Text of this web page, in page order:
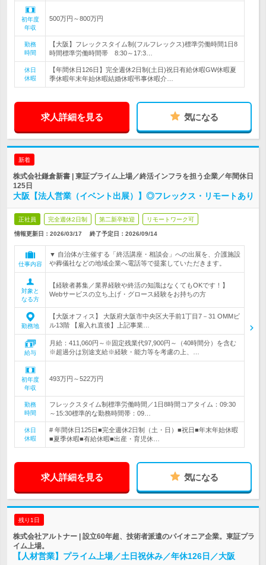
初年度
年収
500万円～800万円
勤務
時間
【大阪】フレックスタイム制(フルフレックス)標準労働時間1日8
時間標準労働時間帯 8:30～17:3…
休日
休暇
【年間休日126日】完全週休2日制(土日)祝日有給休暇GW休暇夏
季休暇年末年始休暇結婚休暇弔事休暇介…
求人詳細を見る 気になる
新着
株式会社鎌倉新書 | 東証プライム上場／終活インフラを担う企業／年間休日
125日
大阪【法人営業（イベント出展）】◎フレックス・リモートあり
正社員 完全週休2日制 第二新卒歓迎 リモートワーク可
情報更新日：2026/03/17 終了予定日： 2026/09/14
仕事内容
▼ 自治体が主催する「終活講座・相談会」への出展を、介護施設
や葬儀社などの地域企業へ電話等で提案していただきます。
対象と
なる方
【経験者募集／業界経験や終活の知識はなくてもOKです！】
Webサービスの立ち上げ・グロース経験をお持ちの方
勤務地
【大阪オフィス】 大阪府大阪市中央区大手前1丁目7－31 OMMビ
ル13階 【雇入れ直後】上記事業…
給与
月給：411,060円～※固定残業代97,900円～（40時間分）を含む
※超過分は別途支給※経験・能力等を考慮の上、…
初年度
年収
493万円～522万円
勤務
時間
フレックスタイム制標準労働時間／1日8時間コアタイム：09:30
～15:30標準的な勤務時間帯：09…
休日
休暇
# 年間休日125日■完全週休2日制（土・日）■祝日■年末年始休暇
■夏季休暇■有給休暇■出産・育児休…
求人詳細を見る 気になる
残り1日
株式会社アルトナー | 設立60年超、技術者派遣のパイオニア企業。東証プラ
イム上場。
【人材営業】プライム上場／土日祝休み／年休126日／大阪